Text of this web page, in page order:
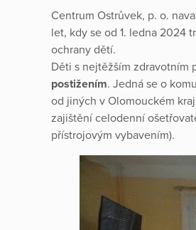
Centrum Ostrůvek, p. o.
let, kdy se od 1. ledna 2024
ochrany dětí.
Děti s nejtěžším zdravotním
postižením. Jedná se o
od jiných v Olomouckém
zajištění celodenní
přístrojovým vybavením).